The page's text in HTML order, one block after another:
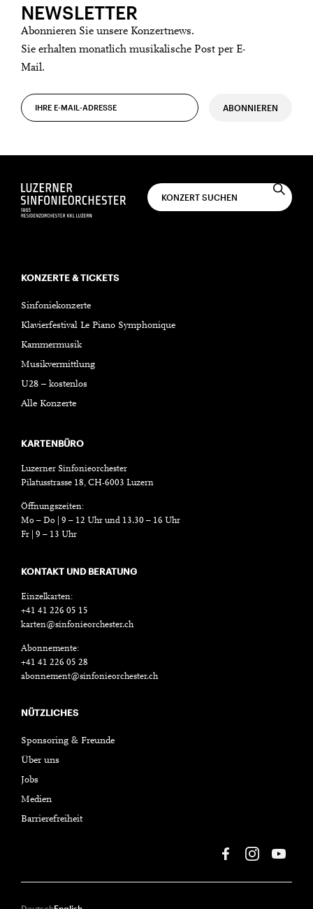
NEWSLETTER
Abonnieren Sie unsere Konzertnews.
Sie erhalten monatlich musikalische Post per E-
Mail.
ABONNIEREN
KONZERTE & TICKETS
Sinfoniekonzerte
Klavierfestival Le Piano Symphonique
Kammermusik
Musikvermittlung
U28 – kostenlos
Alle Konzerte
KARTENBÜRO
Luzerner Sinfonieorchester
Pilatusstrasse 18, CH-6003 Luzern
Öffnungszeiten:
Mo – Do | 9 – 12 Uhr und 13.30 – 16 Uhr
Fr | 9 – 13 Uhr
KONTAKT UND BERATUNG
Einzelkarten:
+41 41 226 05 15
karten@sinfonieorchester.ch
Abonnemente:
+41 41 226 05 28
abonnement@sinfonieorchester.ch
NÜTZLICHES
Sponsoring & Freunde
Über uns
Jobs
Medien
Barrierefreiheit